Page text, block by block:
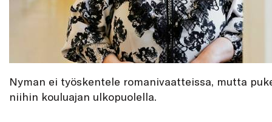
Nyman ei työskentele romanivaatteissa, mutta
niihin kouluajan ulkopuolella.